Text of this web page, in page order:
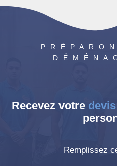
Recevez votre
Remplissez